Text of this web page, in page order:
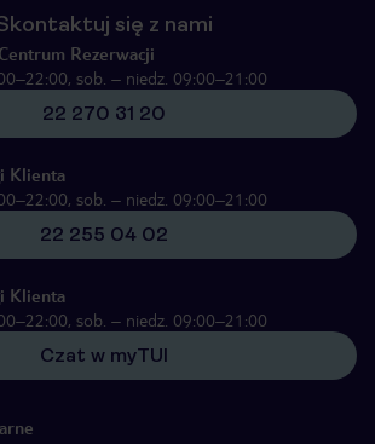
się z nami
Rezerwacji
sob. – niedz. 09:00–21:00
22 270 31 20
Klienta
sob. – niedz. 09:00–21:00
22 255 04 02
Klienta
sob. – niedz. 09:00–21:00
Czat w myTUI